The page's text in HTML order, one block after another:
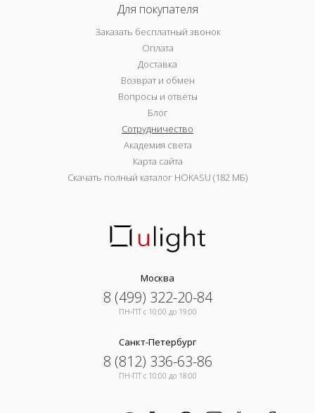
Для покупателя
Заказать бесплатный звонок
Оплата
Доставка
Возврат и обмен
Вопросы и ответы
Блог
Сотрудничество
Академия света
Карта сайта
Скачать полный каталог HOKASU (182 МБ)
Москва
8 (499) 322-20-84
ПН-ПТ c 10:00 до 19:00
Санкт-Петербург
8 (812) 336-63-86
ПН-ПТ c 10:00 до 18:00